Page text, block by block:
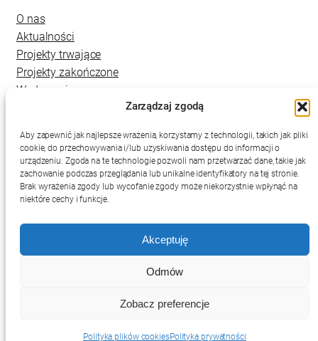
Zarządzaj zgodą
Aby zapewnić jak najlepsze wrażenia, korzystamy z technologii, takich jak pliki
cookie, do przechowywania i/lub uzyskiwania dostępu do informacji o
urządzeniu. Zgoda na te technologie pozwoli nam przetwarzać dane, takie jak
zachowanie podczas przeglądania lub unikalne identyfikatory na tej stronie.
Brak wyrażenia zgody lub wycofanie zgody może niekorzystnie wpłynąć na
niektóre cechy i funkcje.
Akceptuję
Odmów
Zobacz preferencje
Polityka plików cookiesPolityka prywatności
O nas
Aktualności
Projekty trwające
Projekty zakończone
Wydarzenia
Mapa strony